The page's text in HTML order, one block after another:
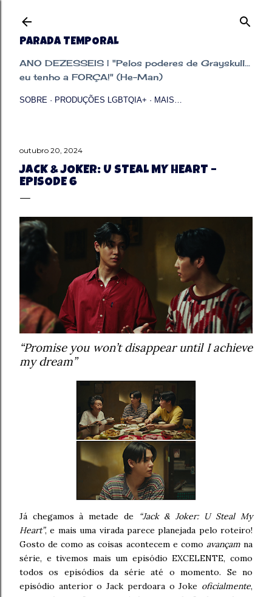
PARADA TEMPORAL
ANO DEZESSEIS | "Pelos poderes de Grayskull...
eu tenho a FORÇA!" (He-Man)
SOBRE PRODUÇÕES LGBTQIA+ MAIS…
outubro 20, 2024
JACK & JOKER: U STEAL MY HEART –
EPISODE 6
“Promise you won’t disappear until I achieve
my dream”
Já chegamos à metade de
“Jack & Joker: U Steal My
Heart”, e mais uma virada parece planejada pelo roteiro!
Gosto de como as coisas acontecem e como avançamna
série, e tivemos mais um episódio EXCELENTE, como
todos os episódios da série até o momento. Se no
episódio anterior o Jack perdoara o Joke oficialmente,